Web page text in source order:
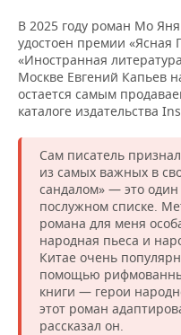
В 2025 году роман Мо Яня
удостоен премии «Ясная
«Иностранная
Москве Евгений Капьев
остается самым
каталоге издательства
Сам писатель
из самых важных в
сандалом» — это
послужном списке.
романа для меня
народная пьеса и
Китае очень
помощью
книги — герои
этот роман
рассказал он.